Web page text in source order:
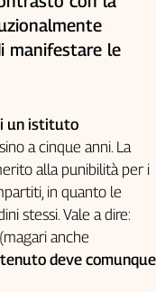
manifestare le
un istituto
a cinque anni. La
alla punibilità per i
in quanto le
stessi. Vale a dire:
(magari anche
deve comunque